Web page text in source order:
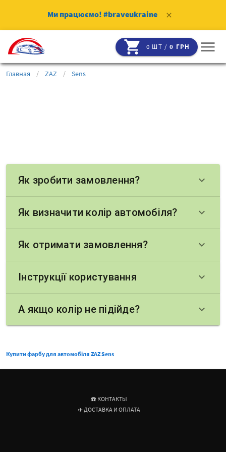
Ми працюємо! #braveukraine clear
shopping_cart 0 ШТ /0 ГРН menu
Главная / ZAZ / Sens
Як зробити замовлення? keyboard_arrow_down
Як визначити колір автомобіля? keyboard_arrow_down
Як отримати замовлення? keyboard_arrow_down
Інструкції користування keyboard_arrow_down
А якщо колір не підійде? keyboard_arrow_down
Купити фарбу для автомобіля ZAZ Sens
☎️ КОНТАКТЫ
✈️ ДОСТАВКА И ОПЛАТА